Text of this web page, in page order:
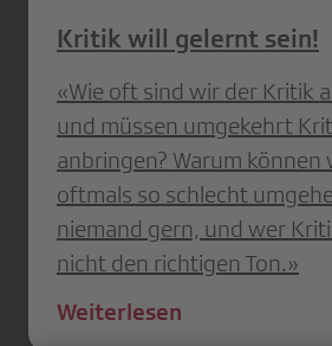
Kritik will gelernt sein!
«Wie oft sind wir der Kritik
und müssen umgekehrt
anbringen? Warum können
oftmals so schlecht
niemand gern, und wer
nicht den richtigen Ton.»
Weiterlesen